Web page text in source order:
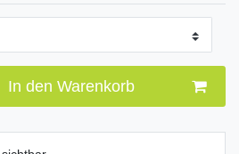
In den Warenkorb